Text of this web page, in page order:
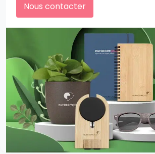
Nous contacter